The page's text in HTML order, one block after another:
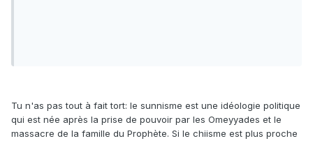
Tu n'as pas tout à fait tort: le sunnisme est une idéologie politique
qui est née après la prise de pouvoir par les Omeyyades et le
massacre de la famille du Prophète. Si le chiisme est plus proche